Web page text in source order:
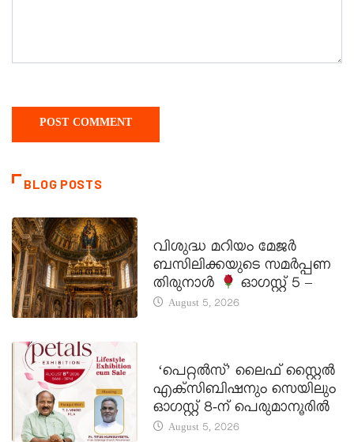
BLOG POSTS
വിശുദ്ധ മറിയം മേജർ
ബസിലിക്കയുടെ സമർപ്പണ
തിരുനാൾ
ഓഗസ്റ്റ് 5 –
August 5, 2026
‘പെറ്റൽസ്’ ലൈഫ് സ്റ്റൈൽ
എക്സിബിഷനും സെയിലും
ഓഗസ്റ്റ് 8-ന് പെരുമാനൂരിൽ
August 5, 2026